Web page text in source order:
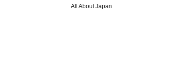
All About Japan